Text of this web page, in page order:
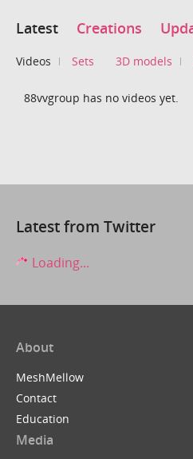
Latest Creations
Videos Sets 3D models
88vvgroup has no videos yet.
Latest from Twitter
Loading...
About
MeshMellow
Contact
Education
Media